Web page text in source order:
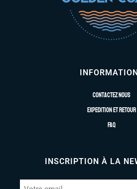
Contactez nous
Expedition et retour
FAQ
INSCRIPTION À LA